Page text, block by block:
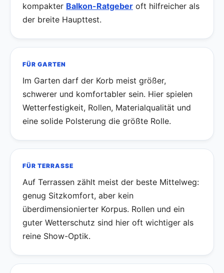
kompakter Balkon-Ratgeber oft hilfreicher als
der breite Haupttest.
FÜR GARTEN
Im Garten darf der Korb meist größer,
schwerer und komfortabler sein. Hier spielen
Wetterfestigkeit, Rollen, Materialqualität und
eine solide Polsterung die größte Rolle.
FÜR TERRASSE
Auf Terrassen zählt meist der beste Mittelweg:
genug Sitzkomfort, aber kein
überdimensionierter Korpus. Rollen und ein
guter Wetterschutz sind hier oft wichtiger als
reine Show-Optik.